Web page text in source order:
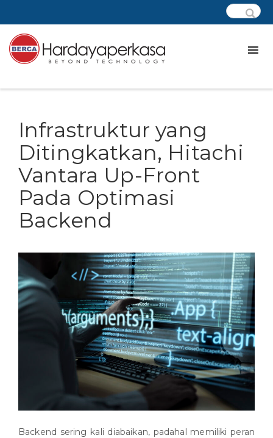
Infrastruktur yang
Ditingkatkan, Hitachi
Vantara Up-Front
Pada Optimasi
Backend
Backend sering kali diabaikan, padahal memiliki peran